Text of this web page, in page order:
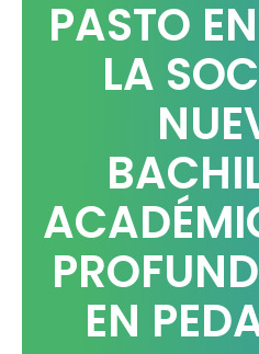
PASTO
LA
EN